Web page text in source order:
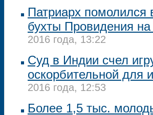
Патриарх помолился
бухты Провидения на
2016 года, 13:22
Суд в Индии счел
оскорбительной для
2016 года, 12:53
Более 1,5 тыс.